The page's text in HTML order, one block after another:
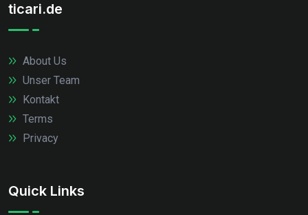
ticari.de
About Us
Unser Team
Kontakt
Terms
Privacy
Quick Links